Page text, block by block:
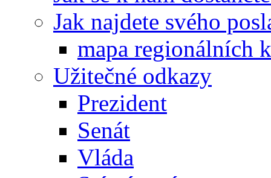
Jak najdete svého
mapa regionálních
Užitečné odkazy
Prezident
Senát
Vláda